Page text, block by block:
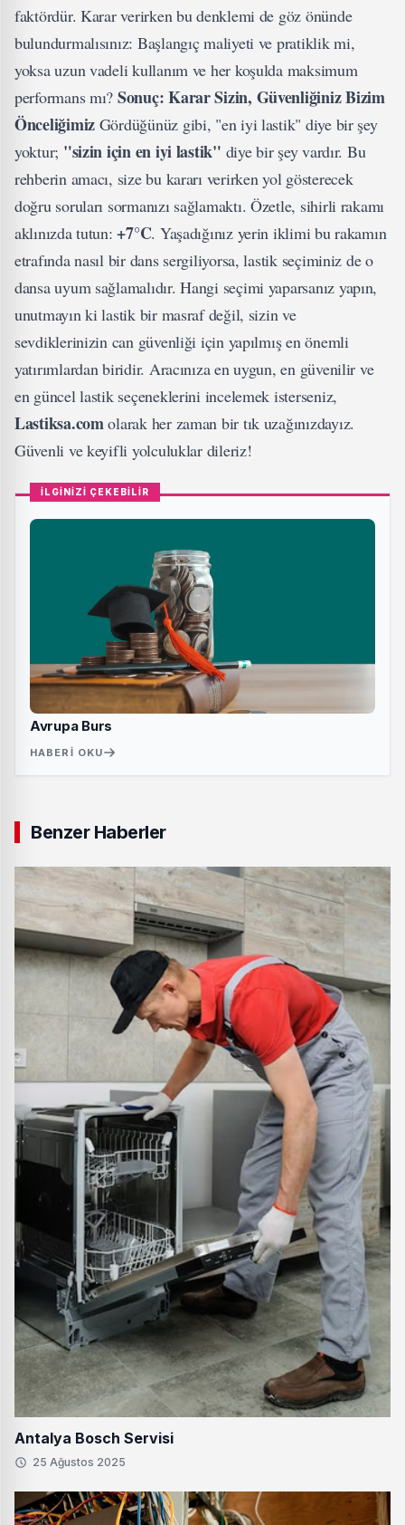
faktördür. Karar verirken bu denklemi de göz önünde
bulundurmalısınız: Başlangıç maliyeti ve pratiklik mi,
yoksa uzun vadeli kullanım ve her koşulda maksimum
performans mı? Sonuç: Karar Sizin, Güvenliğiniz Bizim
Önceliğimiz Gördüğünüz gibi, "en iyi lastik" diye bir şey
yoktur; "sizin için en iyi lastik" diye bir şey vardır. Bu
rehberin amacı, size bu kararı verirken yol gösterecek
doğru soruları sormanızı sağlamaktı. Özetle, sihirli rakamı
aklınızda tutun:+7°C. Yaşadığınız yerin iklimi bu rakamın
etrafında nasıl bir dans sergiliyorsa, lastik seçiminiz de o
dansa uyum sağlamalıdır. Hangi seçimi yaparsanız yapın,
unutmayın ki lastik bir masraf değil, sizin ve
sevdiklerinizin can güvenliği için yapılmış en önemli
yatırımlardan biridir. Aracınıza en uygun, en güvenilir ve
en güncel lastik seçeneklerini incelemek isterseniz,
Lastiksa.comolarak her zaman bir tık uzağınızdayız.
Güvenli ve keyifli yolculuklar dileriz!
İLGİNİZİ ÇEKEBİLİR
Avrupa Burs
HABERI OKU
Benzer Haberler
Antalya Bosch Servisi
25 Ağustos 2025